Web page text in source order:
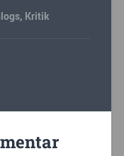
, Kritik